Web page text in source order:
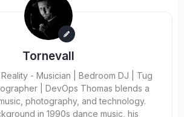
Tornevall
- Musician | Bedroom DJ | Tug
| DevOps Thomas blends a
photography, and technology.
in 1990s dance music, his